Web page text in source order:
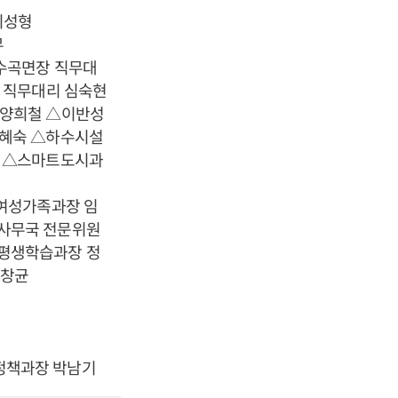
형
면장 직무대
무대리 심숙현
희철 △이반성
숙 △하수시설
△스마트도시과
가족과장 임
국 전문위원
학습과장 정
균
과장 박남기